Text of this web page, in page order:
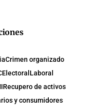
Crimen organizado
ElectoralLaboral
Recupero de activos
y consumidores